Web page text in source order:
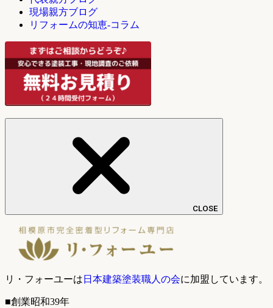
現場親方ブログ
リフォームの知恵-コラム
CLOSE
リ・フォーユーは 日本建築塗装職人の会に加盟しています。
■創業昭和39年